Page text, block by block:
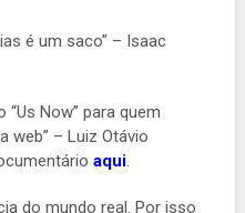
é um saco” – Isaac
Now” para quem
web” – Luiz Otávio
aqui.
do mundo real. Por isso